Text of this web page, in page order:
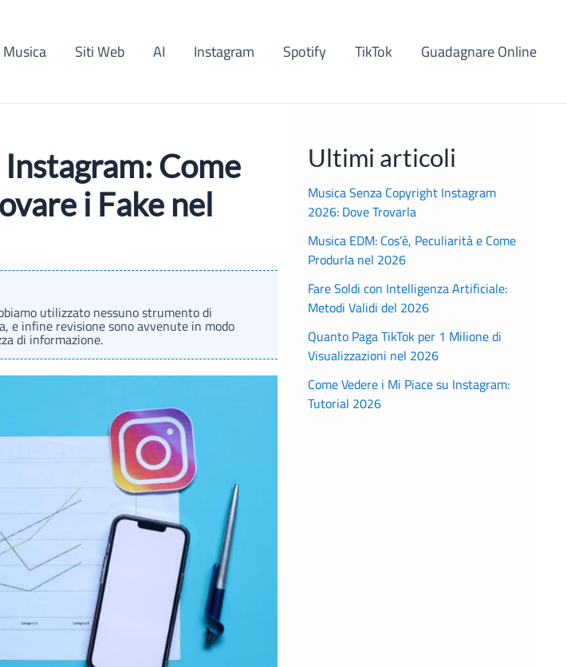
Musica Siti Web AI Instagram Spotify TikTok Guadagnare Online
Ultimi articoli
Musica Senza Copyright Instagram
2026: Dove Trovarla
Musica EDM: Cos’è, Peculiarità e Come
Produrla nel 2026
Fare Soldi con Intelligenza Artificiale:
Metodi Validi del 2026
Quanto Paga TikTok per 1 Milione di
Visualizzazioni nel 2026
Come Vedere i Mi Piace su Instagram:
Tutorial 2026
Come
i Fake nel
utilizzato nessuno strumento di
e infine revisione sono avvenute in modo
di informazione.